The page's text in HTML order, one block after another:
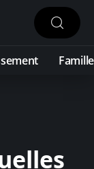
Famille